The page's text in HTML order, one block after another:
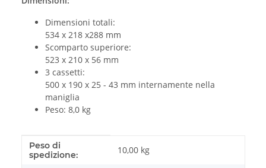
Dimensioni totali:
534 x 218 x288 mm
Scomparto superiore:
523 x 210 x 56 mm
3 cassetti:
500 x 190 x 25 - 43 mm internamente nella
maniglia
Peso: 8,0 kg
#productDetails.itemInformation#
#productDetails.itemValue#
Peso di
spedizione:
10,00 kg